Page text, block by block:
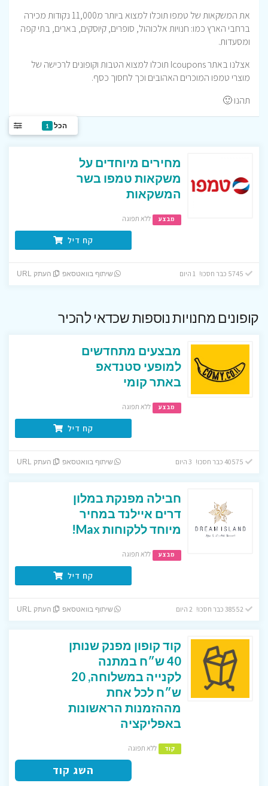
את המשקאות של טמפו תוכלו למצוא ביותר מ11,000 נקודות מכירה
ברחבי הארץ כמו: חנויות אלכוהול, סופרים, קיוסקים, בארים, בתי קפה
ומסעדות.
אצלנו באתר Icoupons תוכלו למצוא הטבות וקופונים לרכישה של
מוצרי טמפו המוכרים האהובים וכך לחסוך כסף.
תהנו 🙂
הכל 1
מחירים מיוחדים על
משקאות טמפו בשר
המשקאות
מבצע ללא תפוגה
קח דיל
שיתוף בוואטסאפ העתק URL
קופונים מחנויות נוספות שכדאי להכיר
מבצעים מתחדשים
למופעי סטנדאפ
באתר קומי
מבצע ללא תפוגה
קח דיל
שיתוף בוואטסאפ העתק URL
חבילה מפנקת במלון
דרים איילנד במחיר
מיוחד ללקוחות Max!
מבצע ללא תפוגה
קח דיל
שיתוף בוואטסאפ העתק URL
קוד קופון מפנק שנותן
40 ש״ח במתנה
לקנייה במשלוחה, 20
ש״ח לכל אחת
מההזמנות הראשונות
באפליקציה
קוד ללא תפוגה
השג קוד